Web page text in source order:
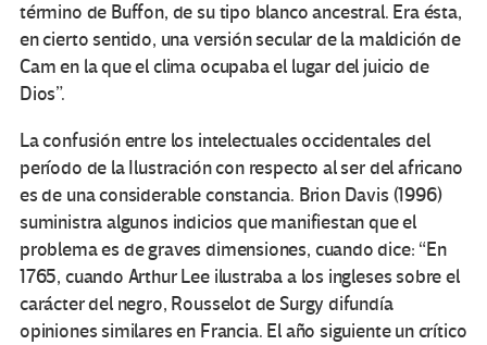
término de Buffon, de su tipo blanco ancestral. Era ésta,
en cierto sentido, una versión secular de la maldición de
Cam en la que el clima ocupaba el lugar del juicio de
Dios”.
La confusión entre los intelectuales occidentales del
período de la Ilustración con respecto al ser del africano
es de una considerable constancia. Brion Davis (1996)
suministra algunos indicios que manifiestan que el
problema es de graves dimensiones, cuando dice: “En
1765, cuando Arthur Lee ilustraba a los ingleses sobre el
carácter del negro, Rousselot de Surgy difundía
opiniones similares en Francia. El año siguiente un crítico